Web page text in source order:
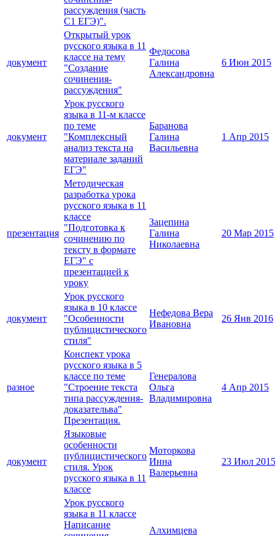
рассуждения (часть
С1 ЕГЭ)".
документ
Открытый урок
русского языка в 11
классе на тему
"Создание
сочинения-
рассуждения"
Федосова
Галина
Александровна
6 Июн 2015
документ
Урок русского
языка в 11-м классе
по теме
"Комплексный
анализ текста на
материале заданий
ЕГЭ"
Баранова
Галина
Васильевна
1 Апр 2015
презентация
Методическая
разработка урока
русского языка в 11
классе
"Подготовка к
сочинению по
тексту в формате
ЕГЭ" с
презентацией к
уроку
Зацепина
Галина
Николаевна
20 Мар 2015
документ
Урок русского
языка в 10 классе
"Особенности
публицистического
стиля"
Нефедова Вера
Ивановна
26 Янв 2016
разное
Конспект урока
русского языка в 5
классе по теме
"Строение текста
типа рассуждения-
доказательва"
Презентация.
Генералова
Ольга
Владимировна
4 Апр 2015
документ
Языковые
особенности
публицистического
стиля. Урок
русского языка в 11
классе
Моторкова
Инна
Валерьевна
23 Июл 2015
Урок русского
языка в 11 классе
Написание
Алхимцева